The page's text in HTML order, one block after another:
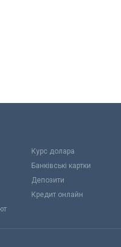
Курс долара
Банківські картки
Депозити
Кредит онлайн